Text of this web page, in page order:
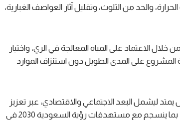
والحد من التلوث، وتقليل آثار العواصف الغبارية،
الاعتماد على المياه المعالجة في الري، واختيار
المشروع على المدى الطويل دون استنزاف الموارد
ليشمل البعد الاجتماعي والاقتصادي، عبر تعزيز
نمط الحياة النشط، ودعم جاذبية المدينة للاستثمار والسكن، بما ينسجم مع مستهدفات رؤية السعودية 2030 في